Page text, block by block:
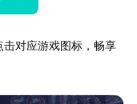
对应游戏图标，畅享